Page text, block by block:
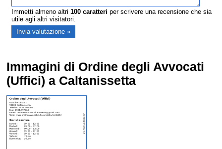
Immetti almeno altri100 caratteri per scrivere una recensione che sia
utile agli altri visitatori.
Immagini di Ordine degli Avvocati
(Uffici) a Caltanissetta